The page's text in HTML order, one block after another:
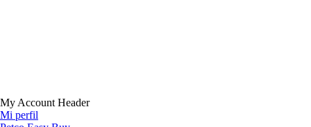
My Account Header
Mi perfil